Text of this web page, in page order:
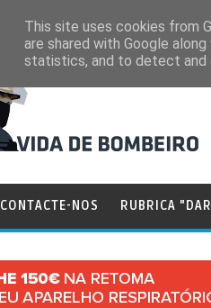
CONTACTE-NOS RUBRICA
This site uses cookies from
are shared with Google
statistics, and to detect and